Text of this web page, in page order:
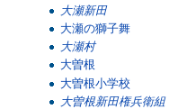
大瀬新田
大瀬の獅子舞
大瀬村
大曽根
大曽根小学校
大曽根新田権兵衛組